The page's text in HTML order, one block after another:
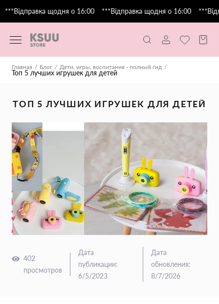
***Відправка щодня о 16:00 ***Відправка щодня о 16:00
Главная Блог Дети, игры, воспитание - полный гид
Топ 5 лучших игрушек для детей
ТОП 5 ЛУЧШИХ ИГРУШЕК ДЛЯ ДЕТЕЙ
402
просмотров
Дата
публикации:
6/5/2023
Дата
обновления:
8/7/2026